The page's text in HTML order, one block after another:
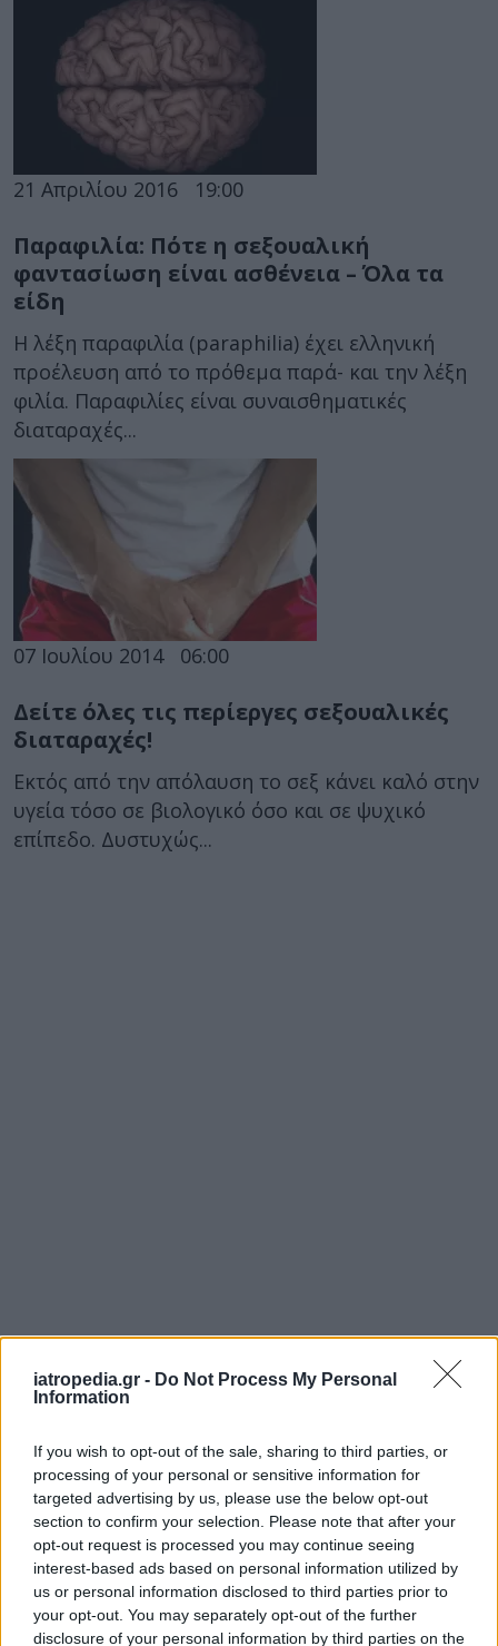
iatropedia.gr - Do Not Process My Personal
Information
If you wish to opt-out of the sale, sharing to third parties, or
processing of your personal or sensitive information for
targeted advertising by us, please use the below opt-out
section to confirm your selection. Please note that after your
opt-out request is processed you may continue seeing
interest-based ads based on personal information utilized by
us or personal information disclosed to third parties prior to
your opt-out. You may separately opt-out of the further
disclosure of your personal information by third parties on the
21 Απριλίου 2016 19:00
Παραφιλία: Πότε η σεξουαλική
φαντασίωση είναι ασθένεια – Όλα τα
είδη
Η λέξη παραφιλία (paraphilia) έχει ελληνική
προέλευση από το πρόθεμα παρά- και την λέξη
φιλία. Παραφιλίες είναι συναισθηματικές
διαταραχές...
07 Ιουλίου 2014 06:00
Δείτε όλες τις περίεργες σεξουαλικές
διαταραχές!
Εκτός από την απόλαυση το σεξ κάνει καλό στην
υγεία τόσο σε βιολογικό όσο και σε ψυχικό
επίπεδο. Δυστυχώς...